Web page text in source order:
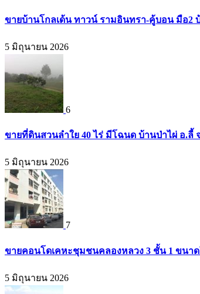
ขายบ้านโกลเด้น ทาวน์ รามอินทรา-คู้บอน มือ2 บ้
5 มิถุนายน 2026
6
ขายที่ดินสวนลำใย 40 ไร่ มีโฉนด บ้านป่าไผ่ อ.ลี้
5 มิถุนายน 2026
7
ขายคอนโดเคหะชุมชนคลองหลวง 3 ชั้น 1 ขนาด
5 มิถุนายน 2026